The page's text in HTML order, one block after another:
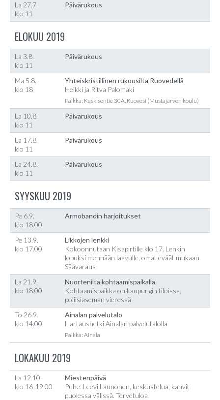
La 27.7.
klo 11
Päivärukous
ELOKUU 2019
La 3.8.
klo 11
Päivärukous
Ma 5.8.
klo 18
Yhteiskristillinen rukousilta Ruovedellä
Heikki ja Ritva Palomäki
Paikka: Keskisentie 30A, Ruovesi (Mustajärven koulu)
La 10.8.
klo 11
Päivärukous
La 17.8.
klo 11
Päivärukous
La 24.8.
klo 11
Päivärukous
SYYSKUU 2019
Pe 6.9.
klo 18.00
Armobandin harjoitukset
Pe 13.9.
klo 17.00
Likkojen lenkki
Kokoonnutaan Kisapirtille klo 17. Lenkin
lopuksi mennään laavulle, omat eväät mukaan.
Säävaraus
La 21.9.
klo 18.00
Nuortenilta kohtaamispaikalla
Kohtaamispaikka on kaupungin tiloissa,
poliisiaseman vieressä
To 26.9.
klo 14.00
Ainalan palvelutalo
Hartaushetki Ainalan palvelutalolla
Paikka: Ainala
LOKAKUU 2019
La 12.10.
klo 16-19.00
Miestenpäivä
Puhe: Leevi Launonen, keskustelua, kahvit
puolessa välissä. Tervetuloa!